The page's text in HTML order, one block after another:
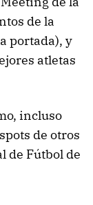
de la
portada), y
atletas
incluso
de otros
de Fútbol de